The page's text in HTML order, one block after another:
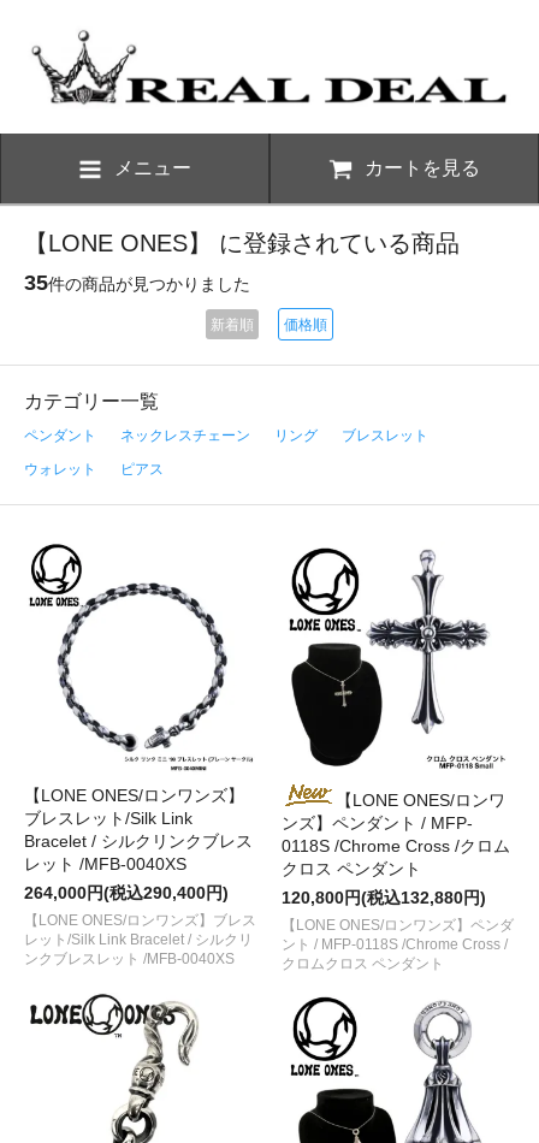
メニュー カートを見る
【LONE ONES】 に登録されている商品
35件の商品が見つかりました
新着順 価格順
カテゴリー一覧
ペンダント ネックレスチェーン リング
ブレスレット
ウォレット
ピアス
【LONE ONES/ロンワンズ】
ブレスレット/Silk Link
Bracelet / シルクリンクブレス
レット /MFB-0040XS
264,000円(税込290,400円)
【LONE ONES/ロンワンズ】ブレス
レット/Silk Link Bracelet / シルクリ
ンクブレスレット /MFB-0040XS
【LONE ONES/ロンワ
ンズ】ペンダント / MFP-
0118S /Chrome Cross /クロム
クロス ペンダント
120,800円(税込132,880円)
【LONE ONES/ロンワンズ】ペンダ
ント / MFP-0118S /Chrome Cross /
クロムクロス ペンダント